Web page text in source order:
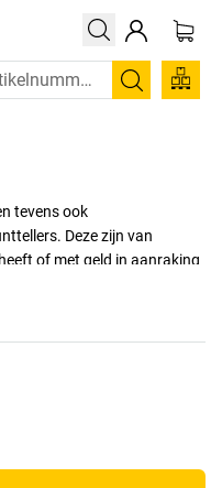
Zoeken
tevens ook
Deze zijn van
of met geld in aanraking
voor alle munteenheden.